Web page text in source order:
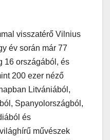
visszatérő Vilnius
év során már 77
16 országából, és
200 ezer néző
Litvániából,
Spanyolországból,
és
művészek